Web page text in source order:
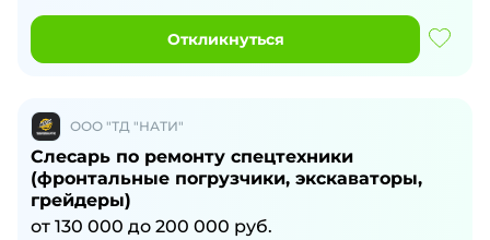
Откликнуться
ООО "ТД "НАТИ"
Слесарь по ремонту спецтехники
(фронтальные погрузчики, экскаваторы,
грейдеры)
от 130 000 до 200 000 руб.